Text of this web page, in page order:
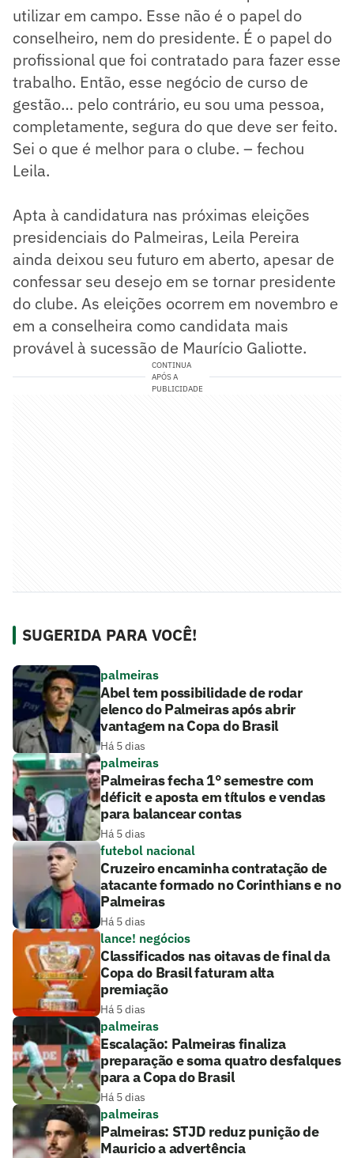
utilizar em campo. Esse não é o papel do
conselheiro, nem do presidente. É o papel do
profissional que foi contratado para fazer esse
trabalho. Então, esse negócio de curso de
gestão… pelo contrário, eu sou uma pessoa,
completamente, segura do que deve ser feito.
Sei o que é melhor para o clube. – fechou
Leila.
Apta à candidatura nas próximas eleições
presidenciais do Palmeiras, Leila Pereira
ainda deixou seu futuro em aberto, apesar de
confessar seu desejo em se tornar presidente
do clube. As eleições ocorrem em novembro e
em a conselheira como candidata mais
provável à sucessão de Maurício Galiotte.
CONTINUA
APÓS A
PUBLICIDADE
SUGERIDA PARA VOCÊ!
palmeiras
Abel tem possibilidade de rodar
elenco do Palmeiras após abrir
vantagem na Copa do Brasil
Há 5 dias
palmeiras
Palmeiras fecha 1° semestre com
déficit e aposta em títulos e vendas
para balancear contas
Há 5 dias
futebol nacional
Cruzeiro encaminha contratação de
atacante formado no Corinthians e no
Palmeiras
Há 5 dias
lance! negócios
Classificados nas oitavas de final da
Copa do Brasil faturam alta
premiação
Há 5 dias
palmeiras
Escalação: Palmeiras finaliza
preparação e soma quatro desfalques
para a Copa do Brasil
Há 5 dias
palmeiras
Palmeiras: STJD reduz punição de
Mauricio a advertência